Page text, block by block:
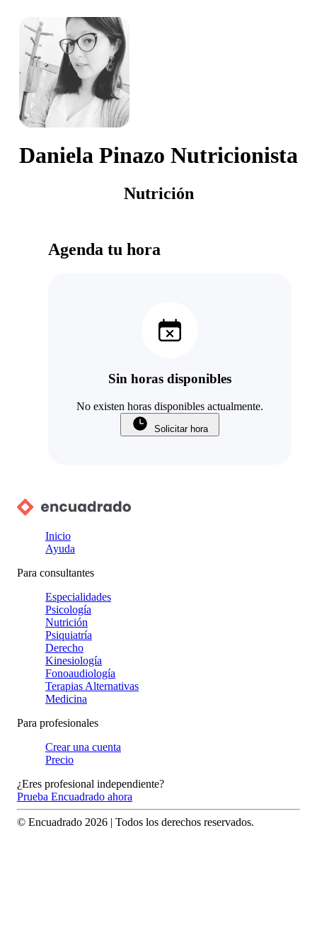
Daniela Pinazo Nutricionista
Nutrición
Agenda tu hora
Sin horas disponibles
No existen horas disponibles actualmente.
Solicitar hora
Inicio
Ayuda
Para consultantes
Especialidades
Psicología
Nutrición
Psiquiatría
Derecho
Kinesiología
Fonoaudiología
Terapias Alternativas
Medicina
Para profesionales
Crear una cuenta
Precio
¿Eres profesional independiente?
Prueba Encuadrado ahora
© Encuadrado 2026 | Todos los derechos reservados.